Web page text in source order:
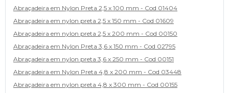
Abraçadeira em Nylon Preta 2,5 x 100 mm - Cod 01404
Abraçadeira em nylon preta 2,5 x 150 mm - Cod 01609
Abraçadeira em nylon preta 2,5 x 200 mm - Cod 00150
Abraçadeira em Nylon Preta 3,6 x 150 mm - Cod 02795
Abraçadeira em nylon preta 3,6 x 250 mm - Cod 00151
Abraçadeira em Nylon Preta 4,8 x 200 mm - Cod 03448
Abraçadeira em nylon preta 4,8 x 300 mm - Cod 00155